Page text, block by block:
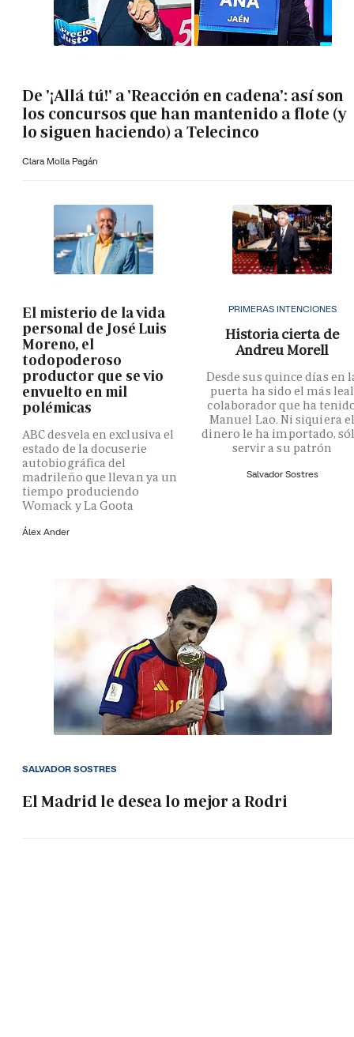
De '¡Allá tú!' a 'Reacción en cadena': así son
los concursos que han mantenido a flote (y
lo siguen haciendo) a Telecinco
Clara Molla Pagán
El misterio de la vida
personal de José Luis
Moreno, el
todopoderoso
productor que se vio
envuelto en mil
polémicas
ABC desvela en exclusiva el
estado de la docuserie
autobiográfica del
madrileño que llevan ya un
tiempo produciendo
Womack y La Goota
Álex Ander
PRIMERAS INTENCIONES
Historia cierta de
Andreu Morell
Desde sus quince días en
puerta ha sido el más leal
colaborador que ha
Manuel Lao. Ni siquiera
dinero le ha importado,
servir a su patrón
Salvador Sostres
El Madrid le desea lo mejor a Rodri
SALVADOR SOSTRES